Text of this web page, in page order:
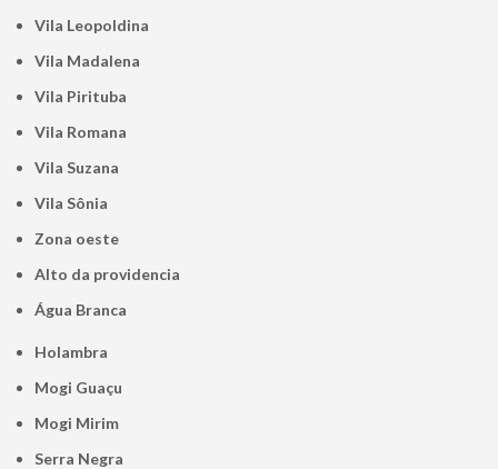
Vila Leopoldina
Vila Madalena
Vila Pirituba
Vila Romana
Vila Suzana
Vila Sônia
Zona oeste
alto da providencia
Água Branca
Holambra
Mogi Guaçu
Mogi Mirim
Serra Negra